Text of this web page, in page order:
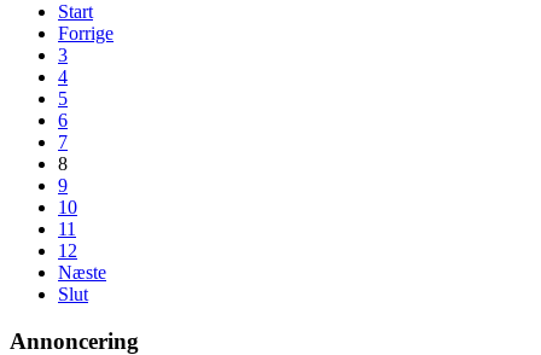
Start
Forrige
3
4
5
6
7
8
9
10
11
12
Næste
Slut
Annoncering